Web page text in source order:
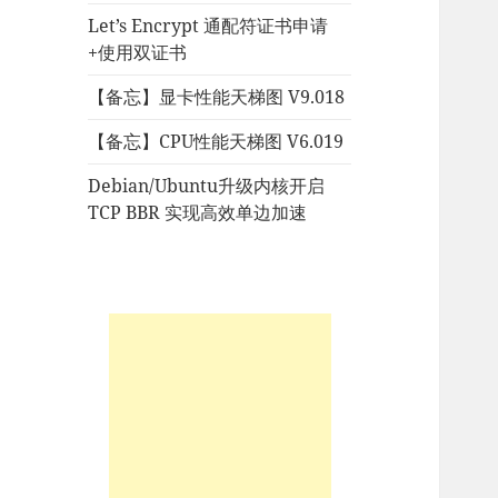
Let’s Encrypt 通配符证书申请
+使用双证书
【备忘】显卡性能天梯图 V9.018
【备忘】CPU性能天梯图 V6.019
Debian/Ubuntu升级内核开启
TCP BBR 实现高效单边加速